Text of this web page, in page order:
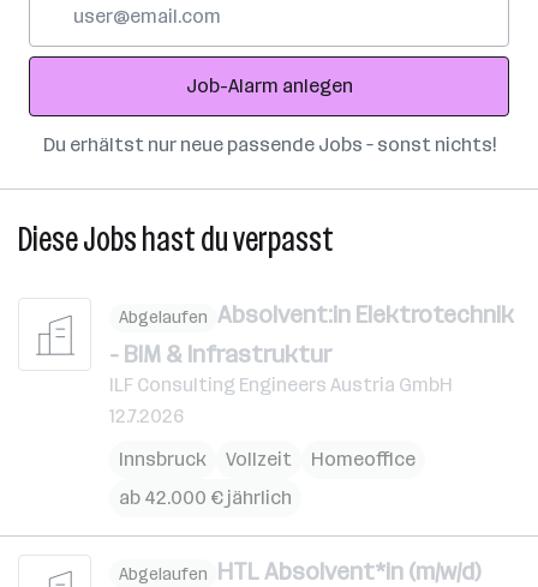
Adresse
Job-Alarm anlegen
Du erhältst nur neue passende Jobs – sonst nichts!
Diese Jobs hast du verpasst
Abgelaufen Absolvent:in Elektrotechnik
- BIM & Infrastruktur
ILF Consulting Engineers Austria GmbH
12.7.2026
Innsbruck
Vollzeit
Homeoffice
ab 42.000 € jährlich
Abgelaufen HTL Absolvent*in (m/w/d)